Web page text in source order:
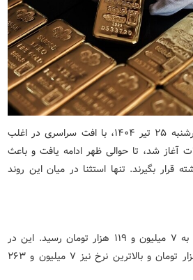
؛ بازار طلا در معاملات امروز چهارشنبه ۲۵ تیر ۱۴۰۴، با افت سراسری در اغلب
آغاز شد، تا حوالی ظهر ادامه یافت و باعث
بگیرند. تنها استثنا در میان این روند
قیمت طلای ۱۸ عیار با کاهش ۳۶ هزار تومانی (معادل ۰.۵۱ درصد) به ۷ میلیون و ۱۱۹ هزار تومان رسید. این در
حالی است که پایین‌ترین قیمت ثبت‌شده در روز، ۷ میلیون و ۶۶ هزار تومان و بالاترین نرخ نیز ۷ میلیون و ۲۶۳